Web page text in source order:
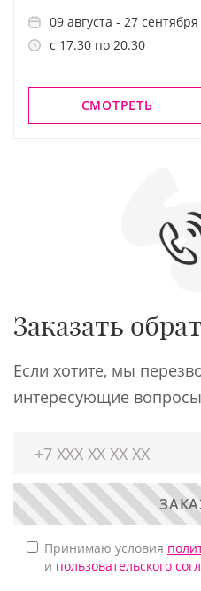
09 августа - 27 сентября
с 17.30 по 20.30
СМОТРЕТЬ
Заказать
Если хотите, мы
интересующие
Принимаю условия
и пользовательского